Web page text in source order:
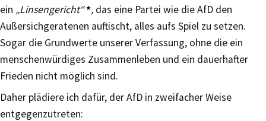
ein „Linsengericht“*, das eine Partei wie die AfD den
Außersichgeratenen auftischt, alles aufs Spiel zu setzen.
Sogar die Grundwerte unserer Verfassung, ohne die ein
menschenwürdiges Zusammenleben und ein dauerhafter
Frieden nicht möglich sind.
Daher plädiere ich dafür, der AfD in zweifacher Weise
entgegenzutreten: